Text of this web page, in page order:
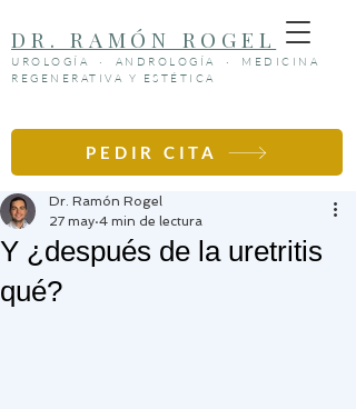
DR. RAMÓN ROGEL
UROLOGÍA · ANDROLOGÍA · MEDICINA
REGENERATIVA Y ESTÉTICA
PEDIR CITA
Y ¿después de la uretritis
qué?
Dr. Ramón Rogel
27 may 4 min de lectura